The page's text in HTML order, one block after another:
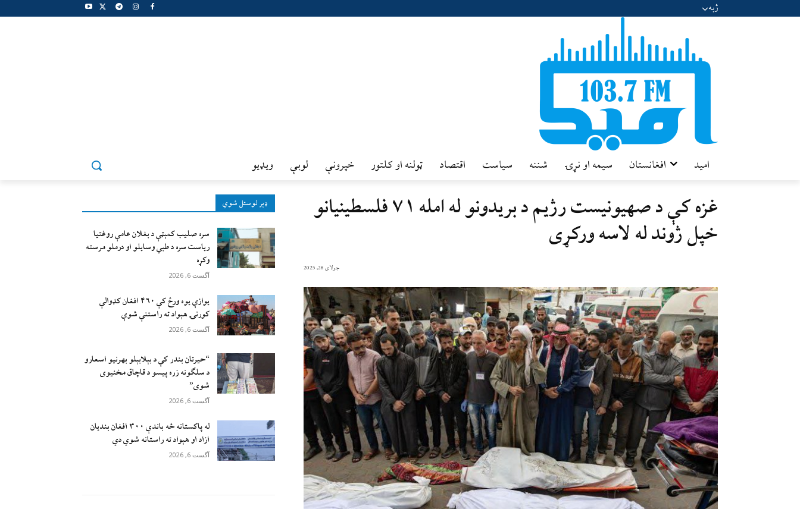
ژبه
امید افغانستان سیمه او نړۍ شننه سیاست اقتصاد ټولنه او کلتور خپرونې لوبې ويډيو
ډېر لوستل شوي
سره صلیب کمېټې د بغلان عامې روغتیا
ریاست سره د طبي وسایلو او درملو مرسته
وکړه
آگست 6, 2026
يوازې یوه ورځ کې ۴۶۰ افغان کډوالې
کورنۍ هېواد ته راستنې شوې
آگست 6, 2026
“حیرتان بندر کې د بېلابېلو بهرنیو اسعارو
د سلګونه زره پيسو د قاچاق مخنیوی
شوی”
آگست 6, 2026
له پاکستانه څه باندې ۳۰۰ افغان بندیان
ازاد او هېواد ته راستانه شوي دي
آگست 6, 2026
غزه کې د صهيونيست رژيم د بريدونو له امله ۷۱ فلسطینیانو
خپل ژوند له لاسه ورکړی
جولای 28, 2025